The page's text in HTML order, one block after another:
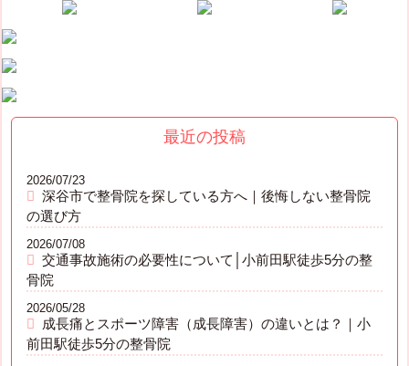
最近の投稿
深谷市で整骨院を探している方へ｜後悔しない整骨院
の選び方
2026/07/23
交通事故施術の必要性について│小前田駅徒歩5分の整
骨院
2026/07/08
成長痛とスポーツ障害（成長障害）の違いとは？｜小
前田駅徒歩5分の整骨院
2026/05/28